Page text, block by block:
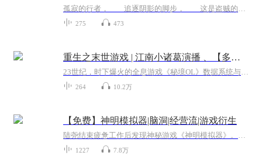
孤寂的行者， 追逐阴影的脚步， 这是盗贼的赞歌。 带着一个一百八十级的大盗贼的记忆，回到了十年前，命运给聂言开了一个玩笑。 曾经错过的、被夺走的，都要重新拿回来。 然后搞一身神装，摧枯拉朽，见神杀神，势不可挡。
275 473
重生之末世游戏 | 江南小诸葛演播 、【多播】重生之末世游戏| 末世组队冒险
23世纪，时下爆火的全息游戏《秘境OL》数据系统与地球重合。这是一种通过病毒传导的神秘链接，它不仅能使人体感染疾病，甚至能让游戏中的场景在现实世界中具象化，连带着那些被玩家讨伐过无数次的怪物……随着时间的推移，病毒扩散得越来越广，网络及通信...
264 10.2万
【免费】神明模拟器|脑洞|经营流|游戏衍生
陆尧结束疲惫工作后发现神秘游戏《神明模拟器》。进入游戏成为神明，获第一批信徒，在探索玩法时，面临森林部落威胁。他用闪电化解危机，还发现现实物品可作恩赐，引发信徒信仰提升，开启奇妙游戏之旅。
1227 7.8万